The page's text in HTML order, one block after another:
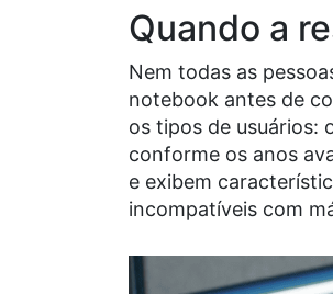
Quando a
Nem todas as
notebook antes de
os tipos de usuários:
conforme os anos
e exibem
incompatíveis com